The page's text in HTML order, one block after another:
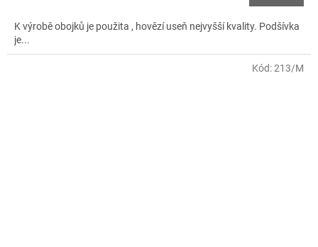
K výrobě obojků je použita , hovězí useň nejvyšší kvality. Podšívka
je...
Kód:213/M